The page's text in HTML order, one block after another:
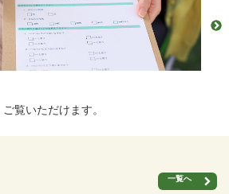
ご覧いただけます。
一覧へ